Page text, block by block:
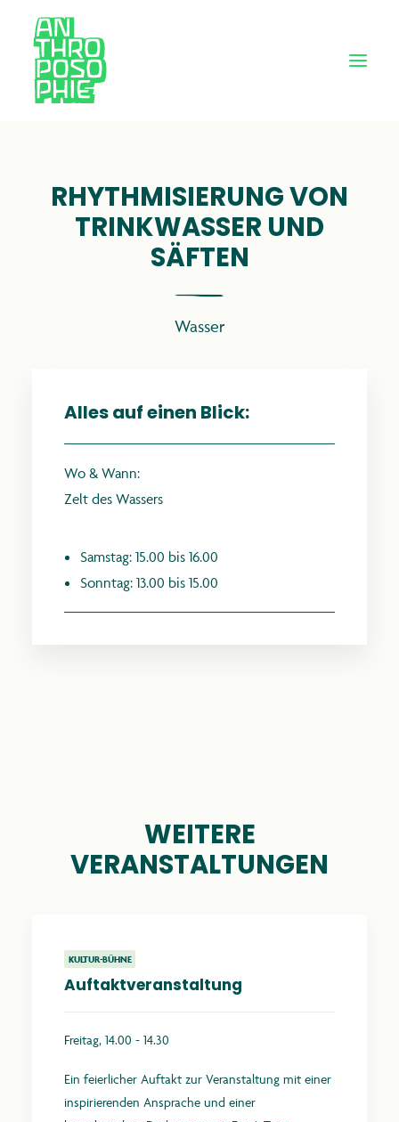
anthroposophie.de
RHYTHMISIERUNG VON
TRINKWASSER UND
SÄFTEN
Wasser
Alles auf einen Blick:
Wo & Wann:
Zelt des Wassers
Samstag: 15.00 bis 16.00
Sonntag: 13.00 bis 15.00
WEITERE
VERANSTALTUNGEN
KULTUR-BÜHNE
Auftaktveranstaltung
Freitag, 14.00 - 14.30
Ein feierlicher Auftakt zur Veranstaltung mit einer
inspirierenden Ansprache und einer